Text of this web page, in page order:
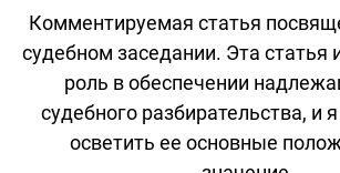
Комментируемая статья
судебном заседании. Эта статья
роль в обеспечении
судебного разбирательства, и
осветить ее основные